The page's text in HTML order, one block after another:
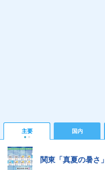
主要 国内
関東「真夏の暑さ